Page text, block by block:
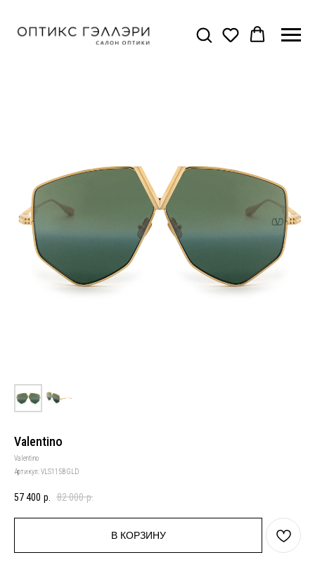
Valentino
Valentino
Артикул:VLS115B GLD
57 400 р. 82 000 р.
В КОРЗИНУ